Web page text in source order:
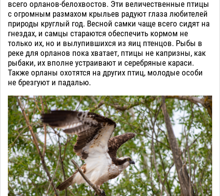
всего орланов-белохвостов. Эти величественные птицы
с огромным размахом крыльев радуют глаза любителей
природы круглый год. Весной самки чаще всего сидят на
гнездах, и самцы стараются обеспечить кормом не
только их, но и вылупившихся из яиц птенцов. Рыбы в
реке для орланов пока хватает, птицы не капризны, как
рыбаки, их вполне устраивают и серебряные караси.
Также орланы охотятся на других птиц, молодые особи
не брезгуют и падалью.